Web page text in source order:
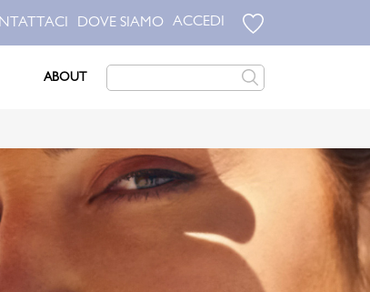
DOVE SIAMO ACCEDI
ABOUT